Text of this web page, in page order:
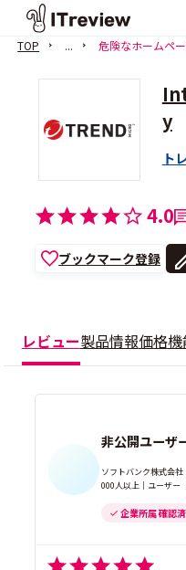
TOP ... 危険なホームペ
y
ト
4.0
ブックマーク登録
レビュー製品情報価格機
非公開ユーザ
ソフトバンク株式会
000人以上｜ユーザー
企業所属 確認済